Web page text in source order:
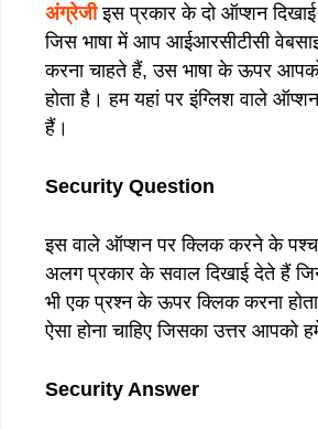
अंग्रेजीइस प्रकार के दो ऑप्शन
जिस भाषा में आप आईआरसीटीसी
करना चाहते हैं, उस भाषा के ऊपर
होता है। हम यहां पर इंग्लिश वाले
हैं।
Security Question
इस वाले ऑप्शन पर क्लिक करने के
अलग प्रकार के सवाल दिखाई देते हैं
भी एक प्रश्न के ऊपर क्लिक करना
ऐसा होना चाहिए जिसका उत्तर आपको
Security Answer